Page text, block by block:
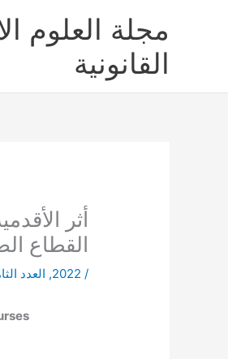
مجلة العلوم
القانونية
أثر
القطاع
/
2022
, العدد